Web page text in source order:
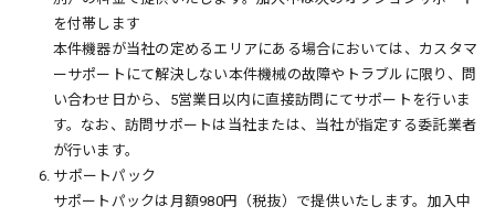
を付帯します
本件機器が当社の定めるエリアにある場合においては、カスタマ
ーサポートにて解決しない本件機械の故障やトラブルに限り、問
い合わせ日から、5営業日以内に直接訪問にてサポートを行いま
す。なお、訪問サポートは当社または、当社が指定する委託業者
が行います。
6. サポートパック
サポートパックは月額980円（税抜）で提供いたします。加入中